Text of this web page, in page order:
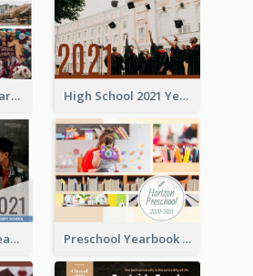
Colorful Pastel Yearbook Photo Book High School 2021 Yearbook Photo Book
Simple Modern Yearbook Photo Book Preschool Yearbook Photo Book